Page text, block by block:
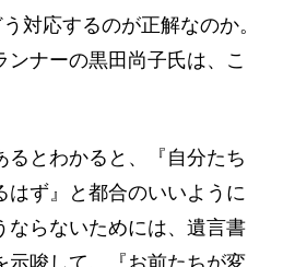
対応するのが正解なのか。
ンナーの黒田尚子氏は、こ
るとわかると、『自分たち
はず』と都合のいいように
ならないためには、遺言書
示唆して、『お前たちが変